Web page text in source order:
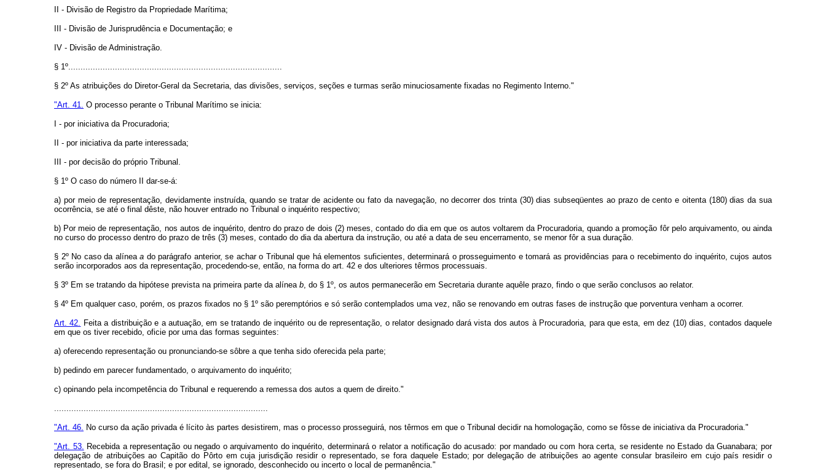
II - Divisão de Registro da Propriedade Marítima;
III - Divisão de Jurisprudência e Documentação; e
IV - Divisão de Administração.
§ 1º.......................................................................................
§ 2º As atribuições do Diretor-Geral da Secretaria, das divisões, serviços, seções e turmas serão minuciosamente fixadas no Regimento Interno."
"Art. 41. O processo perante o Tribunal Marítimo se inicia:
I - por iniciativa da Procuradoria;
II - por iniciativa da parte interessada;
III - por decisão do próprio Tribunal.
§ 1º O caso do número II dar-se-á:
a) por meio de representação, devidamente instruída, quando se tratar de acidente ou fato da navegação, no decorrer dos trinta (30) dias subseqüentes ao prazo de cento e oitenta (180) dias da sua
ocorrência, se até o final dêste, não houver entrado no Tribunal o inquérito respectivo;
b) Por meio de representação, nos autos de inquérito, dentro do prazo de dois (2) meses, contado do dia em que os autos voltarem da Procuradoria, quando a promoção fôr pelo arquivamento, ou ainda
no curso do processo dentro do prazo de três (3) meses, contado do dia da abertura da instrução, ou até a data de seu encerramento, se menor fôr a sua duração.
§ 2º No caso da alíneaa do parágrafo anterior, se achar o Tribunal que há elementos suficientes, determinará o prosseguimento e tomará as providências para o recebimento do inquérito, cujos autos
serão incorporados aos da representação, procedendo-se, então, na forma do art. 42 e dos ulteriores têrmos processuais.
§ 3º Em se tratando da hipótese prevista na primeira parte da alínea b, do § 1º, os autos permanecerão em Secretaria durante aquêle prazo, findo o que serão conclusos ao relator.
§ 4º Em qualquer caso, porém, os prazos fixados no § 1º são peremptórios e só serão contemplados uma vez, não se renovando em outras fases de instrução que porventura venham a ocorrer.
Art. 42. Feita a distribuição e a autuação, em se tratando de inquérito ou de representação, o relator designado dará vista dos autos à Procuradoria, para que esta, em dez (10) dias, contados daquele
em que os tiver recebido, oficie por uma das formas seguintes:
a) oferecendo representação ou pronunciando-se sôbre a que tenha sido oferecida pela parte;
b) pedindo em parecer fundamentado, o arquivamento do inquérito;
c) opinando pela incompetência do Tribunal e requerendo a remessa dos autos a quem de direito."
.......................................................................................
"Art. 46. No curso da ação privada é lícito às partes desistirem, mas o processo prosseguirá, nos têrmos em que o Tribunal decidir na homologação, como se fôsse de iniciativa da Procuradoria."
"Art. 53. Recebida a representação ou negado o arquivamento do inquérito, determinará o relator a notificação do acusado: por mandado ou com hora certa, se residente no Estado da Guanabara; por
delegação de atribuições ao Capitão do Pôrto em cuja jurisdição residir o representado, se fora daquele Estado; por delegação de atribuições ao agente consular brasileiro em cujo país residir o
representado, se fora do Brasil; e por edital, se ignorado, desconhecido ou incerto o local de permanência."